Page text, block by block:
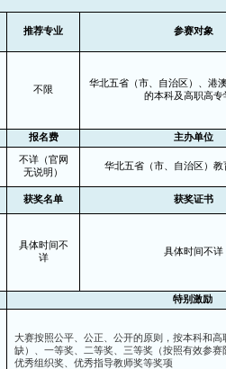
推荐专业 参赛对象
不限
华北五省（市、自治区）、港
的本科及高职高专
报名费 主办单位
不详（官网
无说明）
华北五省（市、自治区）教
获奖名单
获奖证书
具体时间不
详
具体时间不详
特别激励
大赛按照公平、公正、公开的原则，按本科和
缺）、一等奖、二等奖、三等奖（按照有效参
优秀组织奖、优秀指导教师奖等奖项